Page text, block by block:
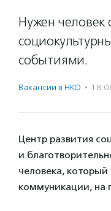
Нужен человек
событиями.
Вакансии в НКО ·
Центр развития
и
человека,
коммуникации, на